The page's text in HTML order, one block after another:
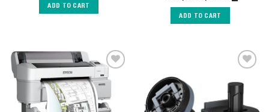
ADD TO CART
ADD TO CART
Add to
Wishlist
Wishlist